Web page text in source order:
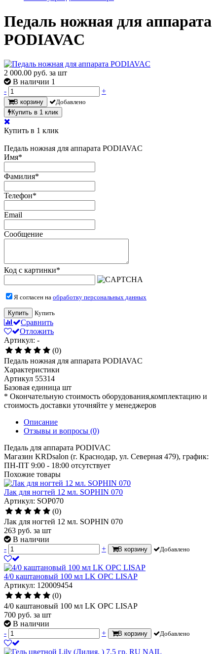
Педаль ножная для аппарата
PODIAVAC
2 000.00 руб. за шт
В наличии 1
-
+
В корзину
Добавлено
Купить в 1 клик
Купить в 1 клик
Педаль ножная для аппарата PODIAVAC
Имя*
Фамилия*
Телефон*
Email
Сообщение
Код с картинки*
Я согласен на обработку персональных данных
Купить Купить
Сравнить
Отложить
Артикул: -
(0)
Педаль ножная для аппарата PODIAVAC
Характеристики
Артикул 55314
Базовая единица шт
* Окончательную стоимость оборудования,комплектацию и
стоимость доставки уточняйте у менеджеров
Описание
Отзывы и вопросы (0)
Педаль для аппарата PODIVAC
Магазин KRDsalon (г. Краснодар, ул. Северная 479), график:
ПН-ПТ 9:00 - 18:00 отсутствует
Похожие товары
Лак для ногтей 12 мл. SOPHIN 070
Артикул: SOP070
(0)
Лак для ногтей 12 мл. SOPHIN 070
263 руб. за шт
В наличии
-
+ В корзину Добавлено
4/0 каштановый 100 мл LK OPC LISAP
Артикул: 120009454
(0)
4/0 каштановый 100 мл LK OPC LISAP
700 руб. за шт
В наличии
-
+ В корзину Добавлено